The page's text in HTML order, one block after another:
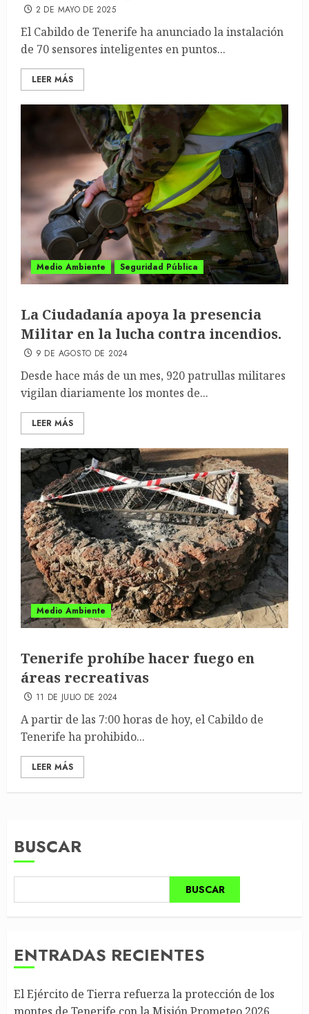
2 DE MAYO DE 2025
El Cabildo de Tenerife ha anunciado la instalación
de 70 sensores inteligentes en puntos...
LEER MÁS
Medio Ambiente Seguridad Pública
La Ciudadanía apoya la presencia
Militar en la lucha contra incendios.
9 DE AGOSTO DE 2024
Desde hace más de un mes, 920 patrullas militares
vigilan diariamente los montes de...
LEER MÁS
Medio Ambiente
Tenerife prohíbe hacer fuego en
áreas recreativas
11 DE JULIO DE 2024
A partir de las 7:00 horas de hoy, el Cabildo de
Tenerife ha prohibido...
LEER MÁS
BUSCAR
BUSCAR
ENTRADAS RECIENTES
El Ejército de Tierra refuerza la protección de los